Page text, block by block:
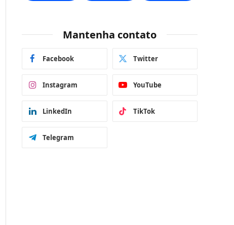
Mantenha contato
Facebook Twitter
Instagram YouTube
LinkedIn TikTok
Telegram